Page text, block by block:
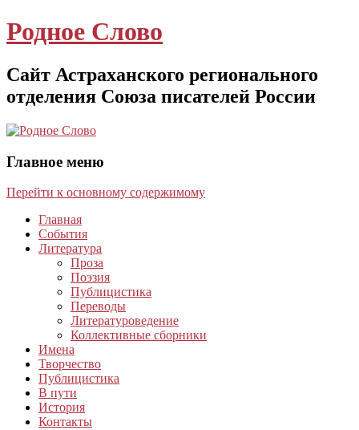
Родное Слово
Сайт Астраханского регионального
отделения Союза писателей России
Главное меню
Перейти к основному содержимому
Главная
События
Литература
Проза
Поэзия
Публицистика
Переводы
Литературоведение
Коллективные сборники
Имена
Творчество
Публицистика
В пути
История
Контакты